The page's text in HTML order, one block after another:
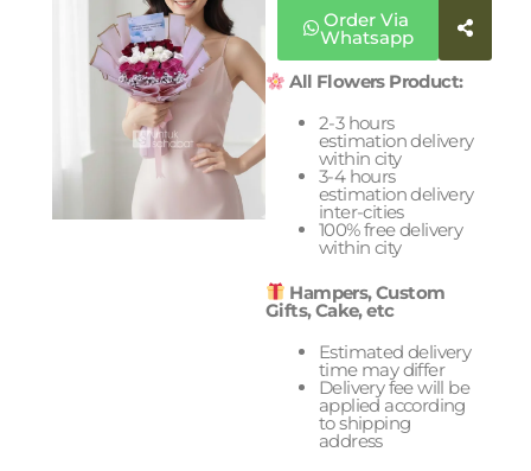
Order Via
Whatsapp
All Flowers Product:
2-3 hours
estimation delivery
within city
3-4 hours
estimation delivery
inter-cities
100% free delivery
within city
Hampers, Custom
Gifts, Cake, etc
Estimated delivery
time may differ
Delivery fee will be
applied according
to shipping
address